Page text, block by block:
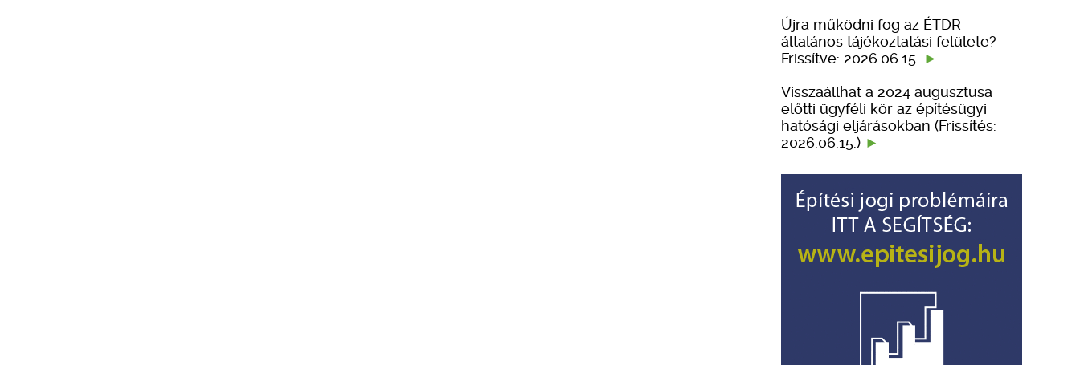
Újra működni fog az ÉTDR
általános tájékoztatási felülete? -
Frissítve: 2026.06.15.
Visszaállhat a 2024 augusztusa
előtti ügyféli kör az építésügyi
hatósági eljárásokban (Frissítés:
2026.06.15.)